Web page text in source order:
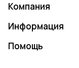
Компания
Информация
Помощь